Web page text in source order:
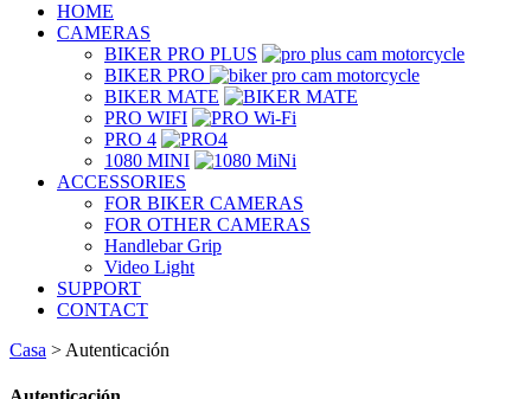
HOME
CAMERAS
BIKER PRO PLUS
BIKER PRO
BIKER MATE
PRO WIFI
PRO 4
1080 MINI
ACCESSORIES
FOR BIKER CAMERAS
FOR OTHER CAMERAS
Handlebar Grip
Video Light
SUPPORT
CONTACT
Casa > Autenticación